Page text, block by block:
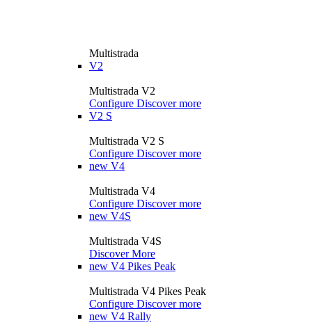
Multistrada
V2
Multistrada V2
Configure Discover more
V2 S
Multistrada V2 S
Configure Discover more
new V4
Multistrada V4
Configure Discover more
new V4S
Multistrada V4S
Discover More
new V4 Pikes Peak
Multistrada V4 Pikes Peak
Configure Discover more
new V4 Rally